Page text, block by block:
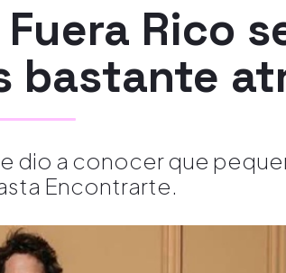
Rico
bastante
dio a conocer que
Encontrarte.